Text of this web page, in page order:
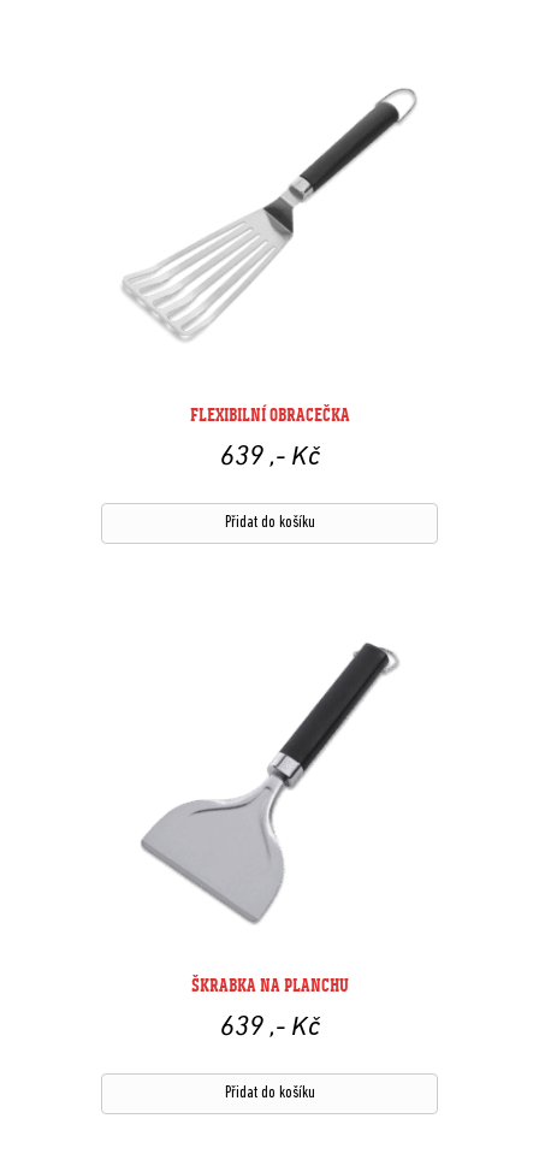
FLEXIBILNÍ OBRACEČKA
639 ,- Kč
Přidat do košíku
ŠKRABKA NA PLANCHU
639 ,- Kč
Přidat do košíku